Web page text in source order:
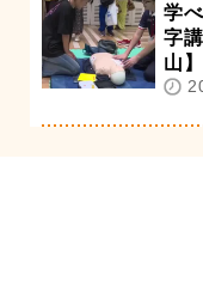
学
字
山】